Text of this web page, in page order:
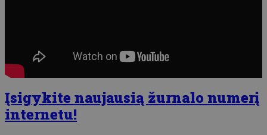
Įsigykite naujausią žurnalo numerį
internetu!